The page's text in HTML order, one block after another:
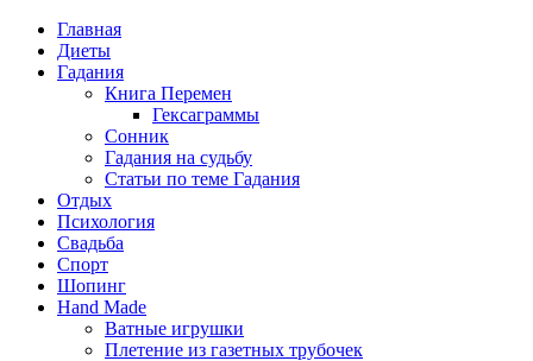
Главная
Диеты
Гадания
Книга Перемен
Гексаграммы
Сонник
Гадания на судьбу
Статьи по теме Гадания
Отдых
Психология
Свадьба
Спорт
Шопинг
Hand Made
Ватные игрушки
Плетение из газетных трубочек